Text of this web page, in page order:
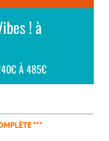
! à
À 485€
***